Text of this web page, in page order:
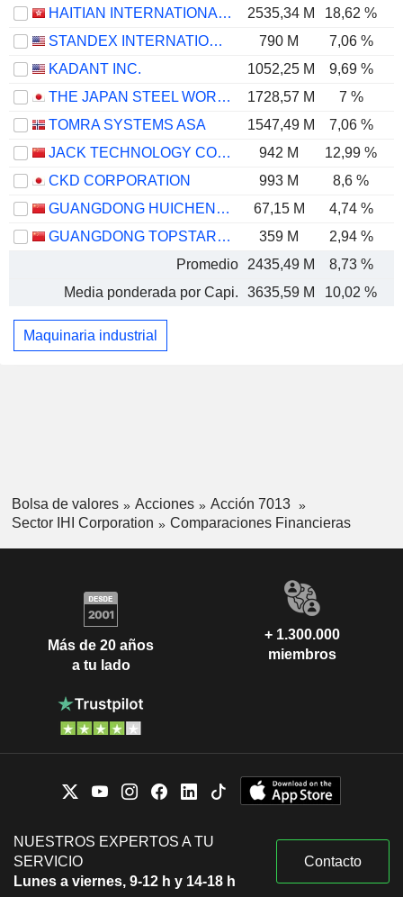
HAITIAN INTERNATIONAL HOLDINGS LIMITED
2535,34 M 18,62 %
STANDEX INTERNATIONAL CORPORATION
790 M 7,06 %
KADANT INC.
1052,25 M 9,69 %
THE JAPAN STEEL WORKS, LTD.
1728,57 M 7 %
TOMRA SYSTEMS ASA
1547,49 M 7,06 %
JACK TECHNOLOGY CO.,LTD
942 M 12,99 %
CKD CORPORATION
993 M 8,6 %
GUANGDONG HUICHENG VACUUM TECHNOLOGY CO., LTD.
67,15 M 4,74 %
GUANGDONG TOPSTAR TECHNOLOGY CO., LTD.
359 M 2,94 %
Promedio
2435,49 M 8,73 %
Media ponderada por Capi.
3635,59 M 10,02 %
Maquinaria industrial
Bolsa de valores Acciones
Acción 7013
Sector IHI Corporation
Comparaciones Financieras
Más de 20 años
a tu lado
+ 1.300.000
miembros
NUESTROS EXPERTOS A TU
SERVICIO
Lunes a viernes, 9-12 h y 14-18 h
Contacto